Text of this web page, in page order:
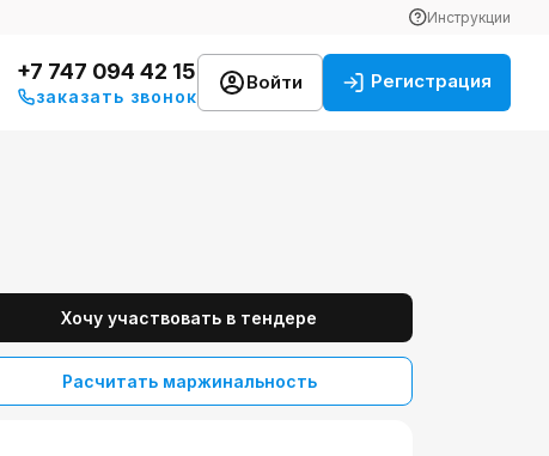
Инструкции
+7 747 094 42 15
заказать звонок
Войти Регистрация
Хочу участвовать в тендере
Расчитать маржинальность